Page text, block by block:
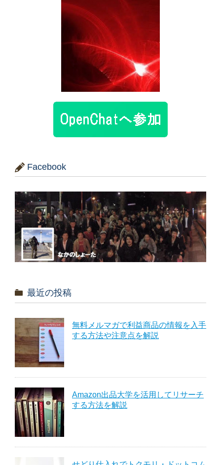
Facebook
最近の投稿
無料メルマガで利益商品の情報を入手
する方法や注意点を解説
Amazon出品大学を活用してリサーチ
する方法を解説